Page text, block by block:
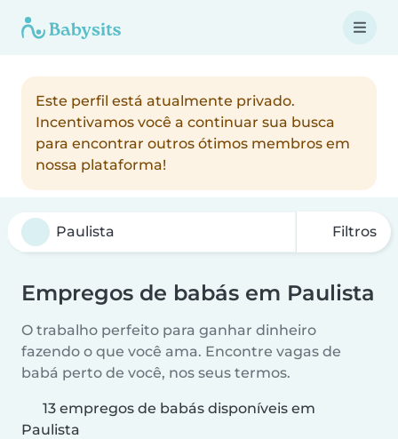
Este perfil está atualmente privado.
Incentivamos você a continuar sua busca
para encontrar outros ótimos membros em
nossa plataforma!
Filtros
Empregos de babás em Paulista
O trabalho perfeito para ganhar dinheiro
fazendo o que você ama. Encontre vagas de
babá perto de você, nos seus termos.
13 empregos de babás disponíveis em
Paulista